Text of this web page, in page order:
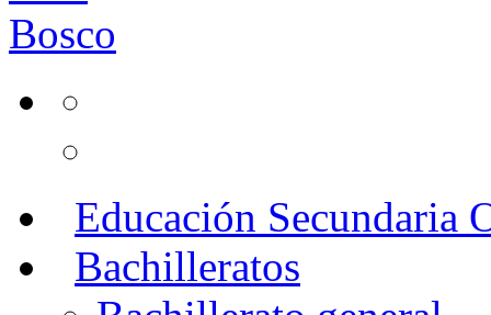
Educación Secundaria
Bachilleratos